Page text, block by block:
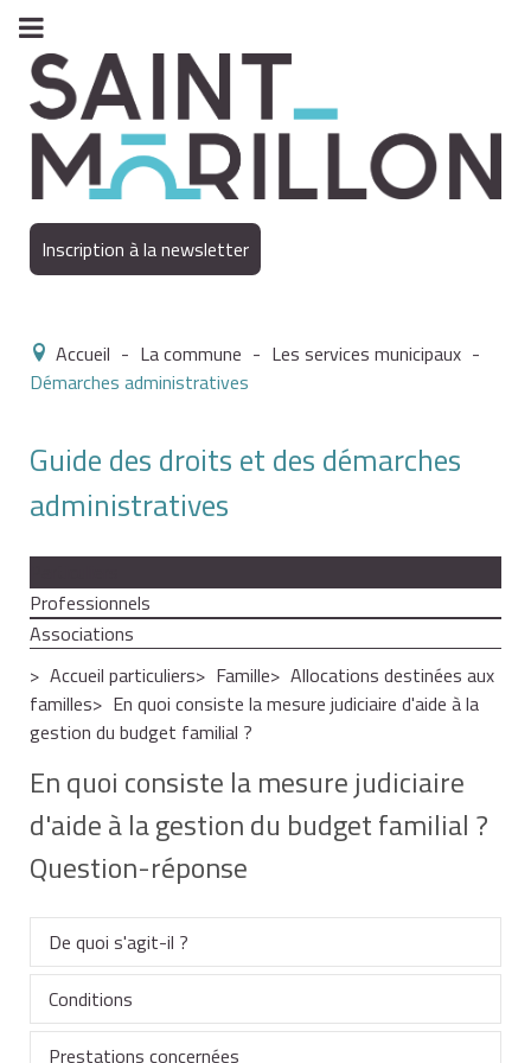
Inscription à la newsletter
Accueil - La commune - Les services municipaux -
Démarches administratives
Guide des droits et des démarches
administratives
Professionnels
Associations
Accueil particuliers
Famille
Allocations destinées aux
familles
En quoi consiste la mesure judiciaire d'aide à la
gestion du budget familial ?
En quoi consiste la mesure judiciaire
d'aide à la gestion du budget familial ?
Question-réponse
De quoi s'agit-il ?
La mesure judiciaire d'aide à la gestion du budget
familial confie les prestations familiales à un tiers
Conditions
Prestations concernées